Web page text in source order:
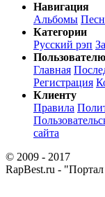
Навигация
Альбомы
Категории
Русский рэп
Пользователю
Главная
Регистрация
Клиенту
Правила
сайта
© 2009 - 2017
RapBest.ru -